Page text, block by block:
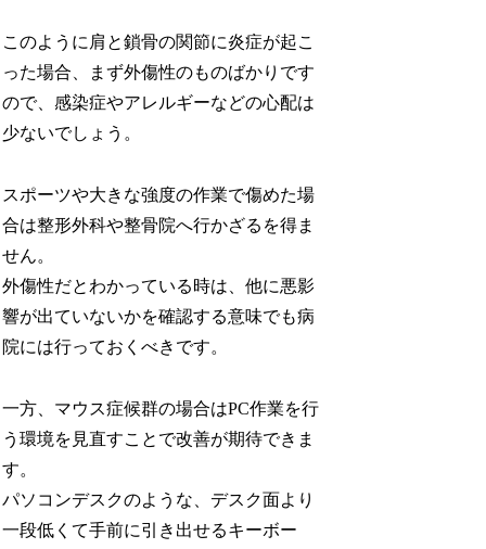
このように肩と鎖骨の関節に炎症が起こ
った場合、まず外傷性のものばかりです
ので、感染症やアレルギーなどの心配は
少ないでしょう。
スポーツや大きな強度の作業で傷めた場
合は整形外科や整骨院へ行かざるを得ま
せん。
外傷性だとわかっている時は、他に悪影
響が出ていないかを確認する意味でも病
院には行っておくべきです。
一方、マウス症候群の場合はPC作業を行
う環境を見直すことで改善が期待できま
す。
パソコンデスクのような、デスク面より
一段低くて手前に引き出せるキーボー